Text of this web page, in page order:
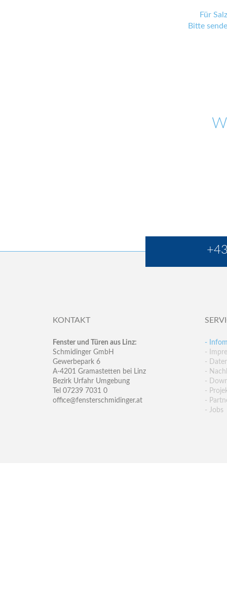
Für
Bitte
KONTAKT
Fenster und Türen aus Linz:
Schmidinger GmbH
Gewerbepark 6
A-4201 Gramastetten bei Linz
Bezirk Urfahr Umgebung
Tel 07239 7031 0
office@fensterschmidinger.at
-
-
-
-
-
-
-
- Jobs